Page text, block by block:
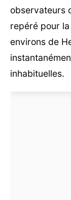
observateurs
repéré pour
environs de
inhabituelles.